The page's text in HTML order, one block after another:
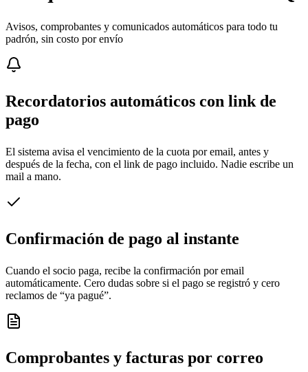
Avisos, comprobantes y comunicados automáticos para todo tu
padrón, sin costo por envío
Recordatorios automáticos con link de
pago
El sistema avisa el vencimiento de la cuota por email, antes y
después de la fecha, con el link de pago incluido. Nadie escribe un
mail a mano.
Confirmación de pago al instante
Cuando el socio paga, recibe la confirmación por email
automáticamente. Cero dudas sobre si el pago se registró y cero
reclamos de “ya pagué”.
Comprobantes y facturas por correo